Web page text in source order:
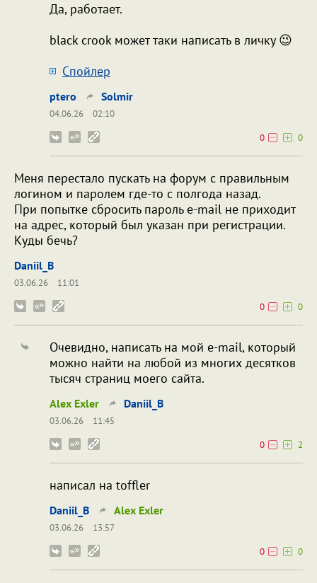
Да, работает.
black crook может таки написать в личку 😉
Cпойлер
ptero Solmir
04.06.26
02:10
0
0
Меня перестало пускать на форум с правильным
логином и паролем где-то с полгода назад.
При попытке сбросить пароль e-mail не приходит
на адрес, который был указан при регистрации.
Куды бечь?
Daniil_B
03.06.26
11:01
0
0
Очевидно, написать на мой e-mail, который
можно найти на любой из многих десятков
тысяч страниц моего сайта.
Alex Exler Daniil_B
03.06.26
11:45
0
2
написал на toffler
Daniil_B Alex Exler
03.06.26
13:57
0
0